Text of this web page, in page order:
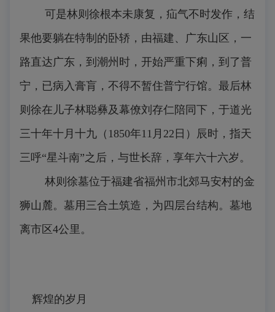
可是林则徐根本未康复，疝气不时发作，结
果他要躺在特制的卧轿，由福建、广东山区，一
路直达广东，到潮州时，开始严重下痢，到了普
宁，已病入膏肓，不得不暂住普宁行馆。最后林
则徐在儿子林聪彝及幕僚刘存仁陪同下，于道光
三十年十月十九（1850年11月22日）辰时，指天
三呼“星斗南”之后，与世长辞，享年六十六岁。
林则徐墓位于福建省福州市北郊马安村的金
狮山麓。墓用三合土筑造，为四层台结构。墓地
离市区4公里。
辉煌的岁月